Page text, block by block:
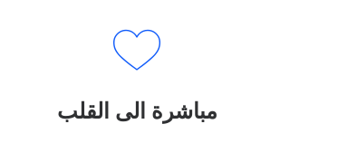
مباشرة الى القلب